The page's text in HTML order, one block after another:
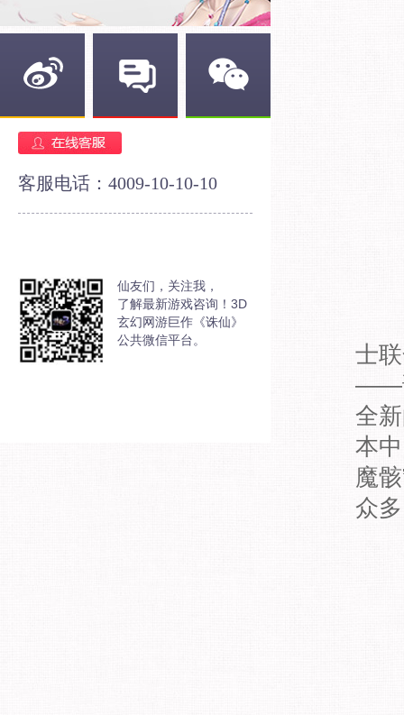
客服电话：4009-10-10-10
仙友们，关注我，
了解最新游戏咨询！3D
玄幻网游巨作《诛仙》
公共微信平台。
士
——
全
本
魔
众